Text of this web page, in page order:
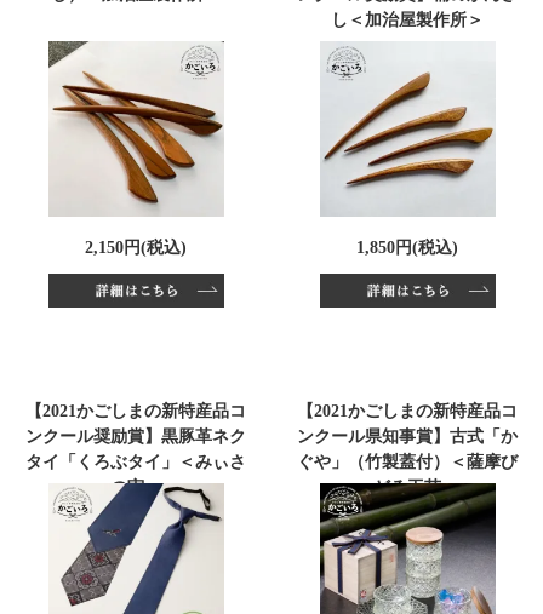
2,150円(税込)
し＜加治屋製作所＞
1,850円(税込)
【2021かごしまの新特産品コ
ンクール奨励賞】黒豚革ネク
タイ「くろぶタイ」＜みぃさ
の実＞
【2021かごしまの新特産品コ
ンクール県知事賞】古式「か
ぐや」（竹製蓋付）＜薩摩び
ーどろ工芸＞